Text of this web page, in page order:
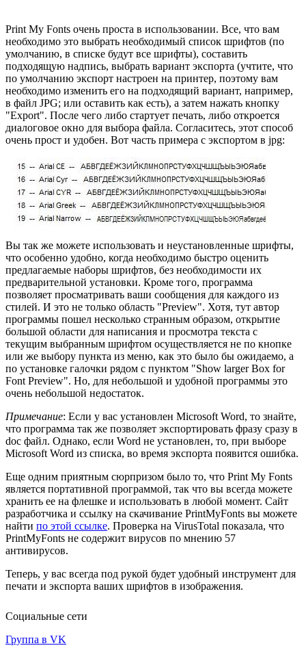
Print My Fonts очень проста в использовании. Все, что вам
необходимо это выбрать необходимый список шрифтов (по
умолчанию, в списке будут все шрифты), составить
подходящую надпись, выбрать вариант экспорта (учтите, что
по умолчанию экспорт настроен на принтер, поэтому вам
необходимо изменить его на подходящий вариант, например,
в файл JPG; или оставить как есть), а затем нажать кнопку
"Export". После чего либо стартует печать, либо откроется
диалоговое окно для выбора файла. Согласитесь, этот способ
очень прост и удобен. Вот часть примера с экспортом в jpg:
Вы так же можете использовать и неустановленные шрифты,
что особенно удобно, когда необходимо быстро оценить
предлагаемые наборы шрифтов, без необходимости их
предварительной установки. Кроме того, программа
позволяет просматривать ваши сообщения для каждого из
стилей. И это не только область "Preview". Хотя, тут автор
программы пошел несколько странным образом, открытие
большой области для написания и просмотра текста с
текущим выбранным шрифтом осуществляется не по кнопке
или же выбору пункта из меню, как это было бы ожидаемо, а
по установке галочки рядом с пунктом "Show larger Box for
Font Preview". Но, для небольшой и удобной программы это
очень небольшой недостаток.
Примечание: Если у вас установлен Microsoft Word, то знайте,
что программа так же позволяет экспортировать фразу сразу в
doc файл. Однако, если Word не установлен, то, при выборе
Microsoft Word из списка, во время экспорта появится ошибка.
Еще одним приятным сюрпризом было то, что Print My Fonts
является портативной программой, так что вы всегда можете
хранить ее на флешке и использовать в любой момент. Сайт
разработчика и ссылку на скачивание PrintMyFonts вы можете
найти по этой ссылке. Проверка на VirusTotal показала, что
PrintMyFonts не содержит вирусов по мнению 57
антивирусов.
Теперь, у вас всегда под рукой будет удобный инструмент для
печати и экспорта ваших шрифтов в изображения.
Социальные сети
Группа в VK